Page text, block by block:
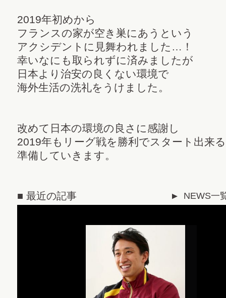
2019年初めから
フランスの家が空き巣にあうという
アクシデントに見舞われました…！
幸いなにも取られずに済みましたが
日本より治安の良くない環境で
海外生活の洗礼をうけました。
改めて日本の環境の良さに感謝し
2019年もリーグ戦を勝利でスタート出来
準備していきます。
■ 最近の記事 ▼ NEWS一